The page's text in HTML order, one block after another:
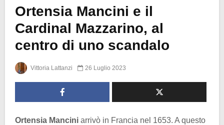
Ortensia Mancini e il
Cardinal Mazzarino, al
centro di uno scandalo
Vittoria Lattanzi 26 Luglio 2023
Ortensia Mancini arrivò in Francia nel 1653. A questo